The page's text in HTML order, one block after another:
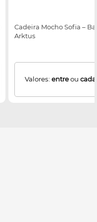
Cadeira Mocho Sofia –
Arktus
Valores: entreou